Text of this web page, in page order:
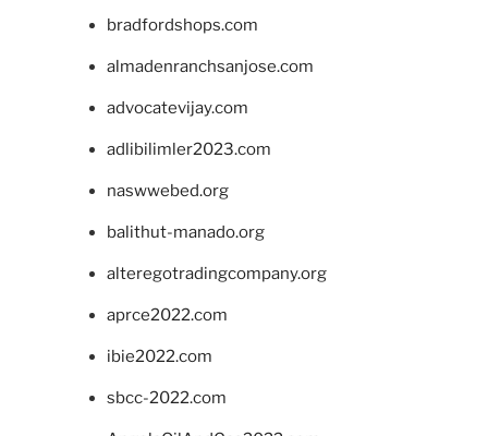
bradfordshops.com
almadenranchsanjose.com
advocatevijay.com
adlibilimler2023.com
naswwebed.org
balithut-manado.org
alteregotradingcompany.org
aprce2022.com
ibie2022.com
sbcc-2022.com